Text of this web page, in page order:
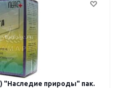
"Наследие природы" пак.